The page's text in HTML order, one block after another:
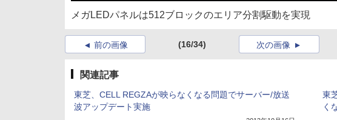
メガLEDパネルは512ブロックのエリア分割駆動を実現
前の画像 (16/34) 次の画像
関連記事
東芝、CELL REGZAが映らなくなる問題でサーバー/放送
波アップデート実施
東
く